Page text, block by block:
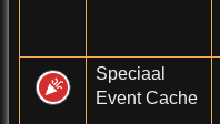
Speciaal
Event Cache